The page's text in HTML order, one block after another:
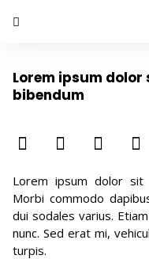
Add to favorites
Lorem ipsum
bibendum
Lorem ipsum dolor sit
Morbi commodo
dui sodales varius.
nunc. Sed erat mi,
turpis.